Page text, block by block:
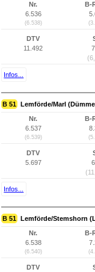
Nr.
6.536
(6.538)
B-
DTV
11.492
Infos...
B 51 Lemförde/Marl
Nr.
6.537
(6.539)
B-
DTV
5.697
Infos...
B 51 Lemförde/Stemshorn
Nr.
6.538
(6.540)
B-
DTV